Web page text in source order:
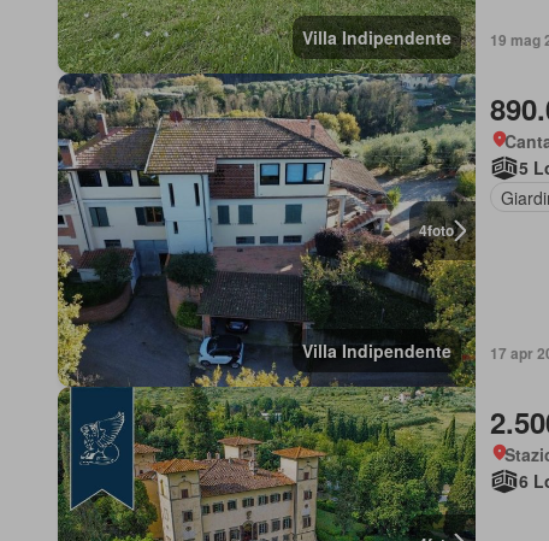
Villa Indipendente 19 mag
4foto
Villa Indipendente
5
17 apr
6